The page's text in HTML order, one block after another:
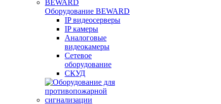
Оборудование BEWARD
IP видеосерверы
IP камеры
Аналоговые
видеокамеры
Сетевое
оборудование
СКУД